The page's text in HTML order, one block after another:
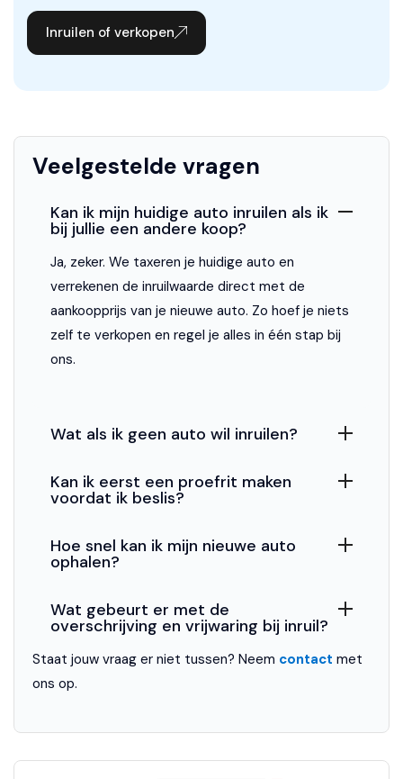
Buitenspiegels verwarmbaar
Buitentemperatuurmeter
Metallic lak
Ruitensproeiers verwarmbaar
Wis-/was installatie voor koplampen
Veiligheid
Airbag(s) hoofd achter
Airbag(s) side voor
Airbag passagier
Anti Blokkeer Systeem (ABS)
Anti Slip Control
Cruise control
Electronic Stability Program
Extra getint glas
Inruilen of verkopen
Veelgestelde vragen
Kan ik mijn huidige auto inruilen als ik
bij jullie een andere koop?
Ja, zeker. We taxeren je huidige auto en
verrekenen de inruilwaarde direct met de
aankoopprijs van je nieuwe auto. Zo hoef je niets
zelf te verkopen en regel je alles in één stap bij
ons.
Wat als ik geen auto wil inruilen?
Kan ik eerst een proefrit maken
voordat ik beslis?
Hoe snel kan ik mijn nieuwe auto
ophalen?
Wat gebeurt er met de
overschrijving en vrijwaring bij inruil?
Staat jouw vraag er niet tussen? Neem contact met
ons op.